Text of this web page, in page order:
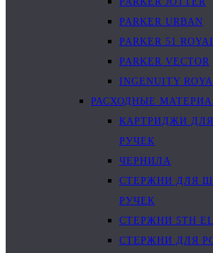
PARKER URBAN
PARKER 51
PARKER VECTOR
INGENUITY
РАСХОДНЫЕ
КАРТРИДЖИ
РУЧЕК
ЧЕРНИЛА
СТЕРЖНИ ДЛЯ
РУЧЕК
СТЕРЖНИ 5TH
СТЕРЖНИ ДЛЯ